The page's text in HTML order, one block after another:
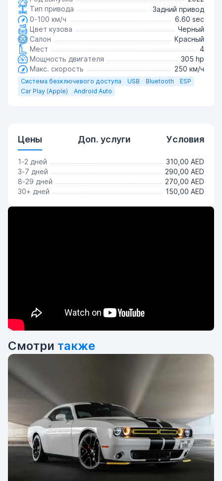
Тип привода
Задний привод
0-100 км/ч
6.60 sec
Цвет кузова
Черный
Салон
Красный
Мест
4
Мощность двигателя
305 hp
Макс. скорость
250 км/ч
Система безключевого доступа USB Bluetooth
ESP
Car Play (Apple)
Android Auto
Цены Доп. услуги Условия
1-2 дней
310,00 AED
3-7 дней
290,00 AED
8-29 дней
270,00 AED
30+ дней
150,00 AED
Смотри также